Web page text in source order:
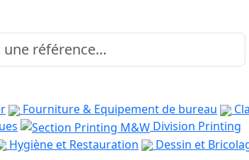
Fourniture & Equipement de bureau
Division Printing
Hygiène et Restauration Dessin et